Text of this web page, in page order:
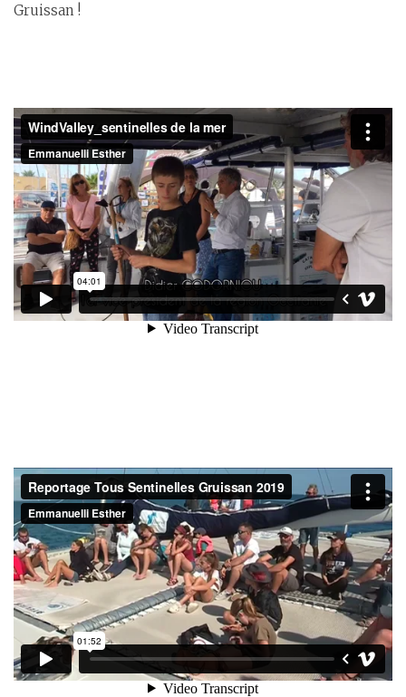
Gruissan !